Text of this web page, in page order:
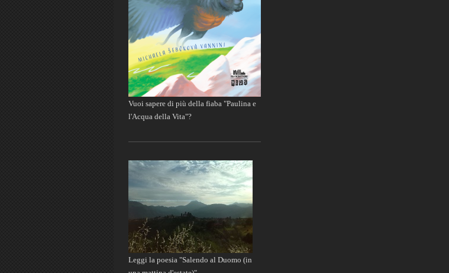
Vuoi sapere di più della fiaba "Paulina e
l'Acqua della Vita"?
Leggi la poesia "Salendo al Duomo (in